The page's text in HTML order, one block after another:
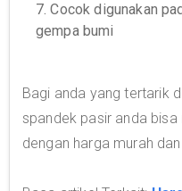
7. Cocok digunakan
gempa bumi
Bagi anda yang tertarik
spandek pasir anda
dengan harga murah